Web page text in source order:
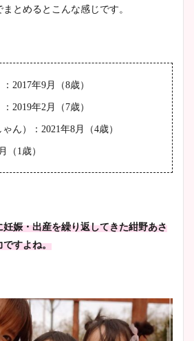
とめるとこんな感じです。
2017年9月（8歳）
2019年2月（7歳）
ん）：2021年8月（4歳）
（1歳）
娠・出産を繰り返してきた紺野あさ
ですよね。